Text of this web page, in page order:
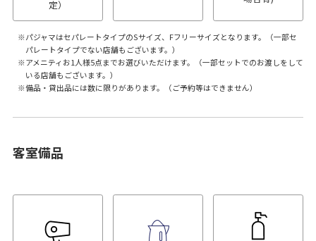
定）
パジャマはセパレートタイプのSサイズ、Fフリーサイズとなります。（一部セ
パレートタイプでない店舗もございます。）
アメニティお1人様5点までお選びいただけます。（一部セットでのお渡しをして
いる店舗もございます。）
備品・貸出品には数に限りがあります。（ご予約等はできません）
客室備品